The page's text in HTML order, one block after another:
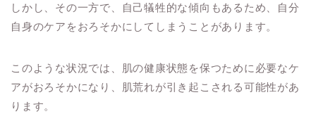
しかし、その一方で、自己犠牲的な傾向もあるため、自分
自身のケアをおろそかにしてしまうことがあります。
このような状況では、肌の健康状態を保つために必要なケ
アがおろそかになり、肌荒れが引き起こされる可能性があ
ります。